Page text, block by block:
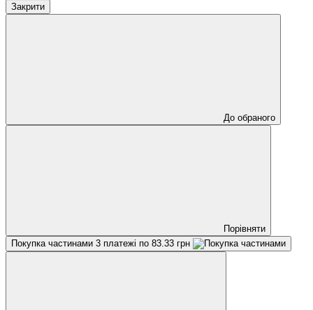
Закрити
До обраного
Порівняти
Покупка частинами 3 платежі по 83.33 грн